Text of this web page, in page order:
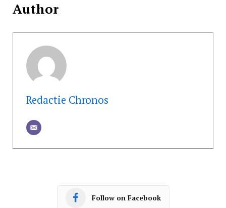
Author
Redactie Chronos
Follow on Facebook